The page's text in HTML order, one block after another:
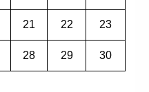
21 22 23
28 29 30